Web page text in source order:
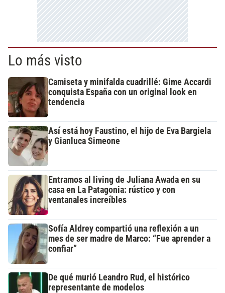
Lo más visto
Camiseta y minifalda cuadrillé: Gime Accardi
conquista España con un original look en
tendencia
Así está hoy Faustino, el hijo de Eva Bargiela
y Gianluca Simeone
Entramos al living de Juliana Awada en su
casa en La Patagonia: rústico y con
ventanales increíbles
Sofía Aldrey compartió una reflexión a un
mes de ser madre de Marco: “Fue aprender a
confiar”
De qué murió Leandro Rud, el histórico
representante de modelos